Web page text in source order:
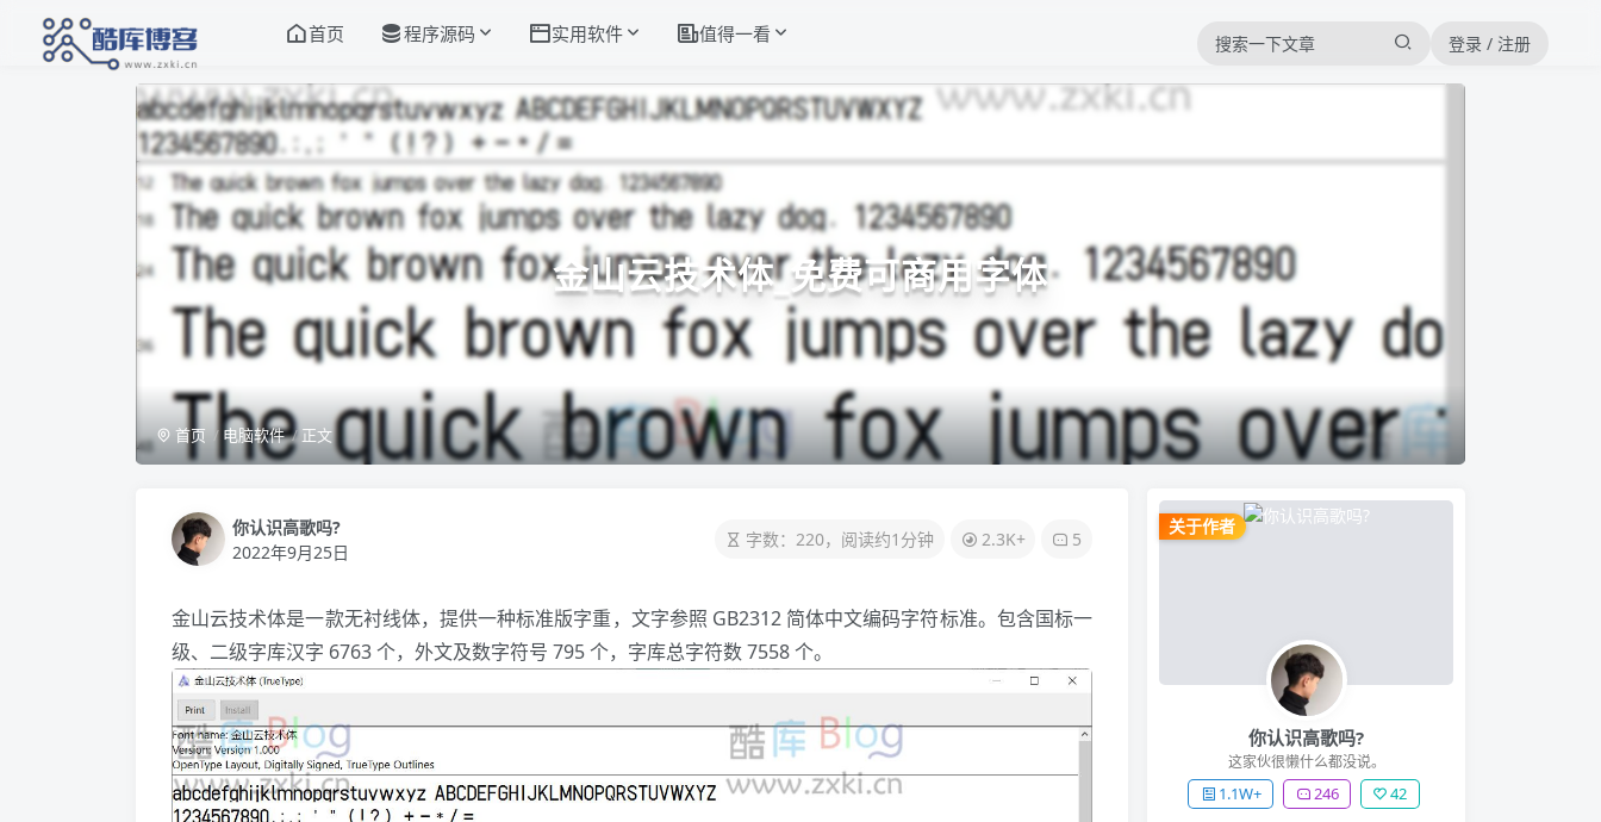
首页 程序源码 实用软件 值得一看 登录 / 注册
金山云技术体_免费可商用字体
首页 电脑软件 正文
你认识高歌吗?
2022年9月25日
字数：220，阅读约1分钟 2.3K+ 5
金山云技术体是一款无衬线体，提供一种标准版字重，文字参照 GB2312 简体中文编码字符标准。包含国标一
级、二级字库汉字 6763 个，外文及数字符号 795 个，字库总字符数 7558 个。
关于作者
你认识高歌吗?
这家伙很懒什么都没说。
1.1W+ 246 42